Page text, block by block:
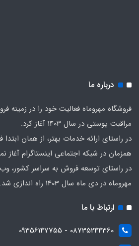
درباره ما
فروشگاه مهروماه فعالیت خود را در
مراقبت پوستی در سال 1403 آغاز کرد.
در راستای ارائه خدمات بهتر، از همان
همزمان در شبکه اجتماعی اینستاگرام آغاز
در راستای توسعه فروش به سراسر کشور،
مهروماه در دی ماه سال 1403 راه اندازی شد.
ارتباط با ما
08735244360 - 09356147755